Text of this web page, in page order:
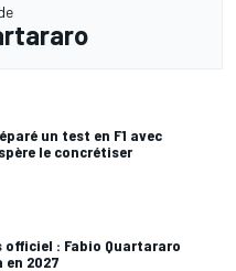
un test en F1 avec
le concrétiser
officiel : Fabio Quartararo
en 2027